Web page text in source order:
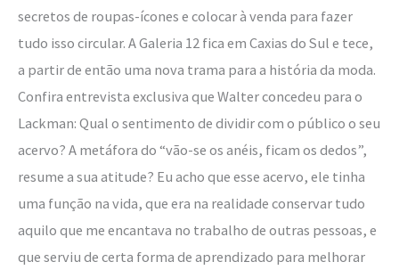
secretos de roupas-ícones e colocar à venda para fazer
tudo isso circular. A Galeria 12 fica em Caxias do Sul e tece,
a partir de então uma nova trama para a história da moda.
Confira entrevista exclusiva que Walter concedeu para o
Lackman: Qual o sentimento de dividir com o público o seu
acervo? A metáfora do “vão-se os anéis, ficam os dedos”,
resume a sua atitude? Eu acho que esse acervo, ele tinha
uma função na vida, que era na realidade conservar tudo
aquilo que me encantava no trabalho de outras pessoas, e
que serviu de certa forma de aprendizado para melhorar